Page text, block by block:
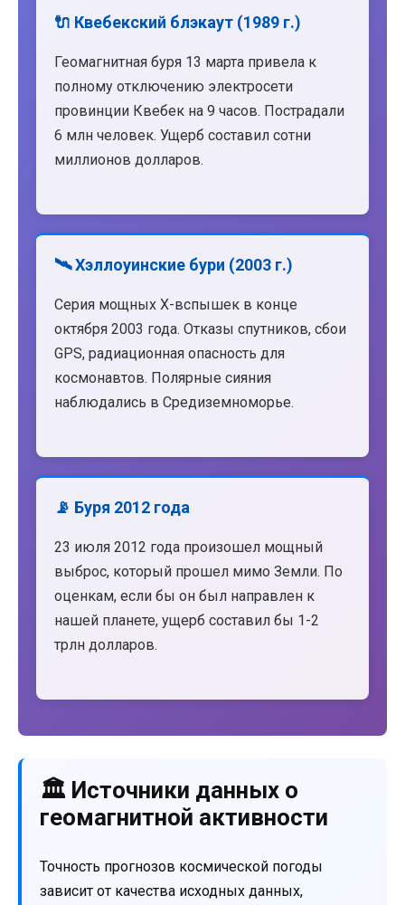
🔌 Квебекский блэкаут (1989 г.)
Геомагнитная буря 13 марта привела к
полному отключению электросети
провинции Квебек на 9 часов. Пострадали
6 млн человек. Ущерб составил сотни
миллионов долларов.
🛰️ Хэллоуинские бури (2003 г.)
Серия мощных X-вспышек в конце
октября 2003 года. Отказы спутников, сбои
GPS, радиационная опасность для
космонавтов. Полярные сияния
наблюдались в Средиземноморье.
📡 Буря 2012 года
23 июля 2012 года произошел мощный
выброс, который прошел мимо Земли. По
оценкам, если бы он был направлен к
нашей планете, ущерб составил бы 1-2
трлн долларов.
🏛️ Источники данных о
геомагнитной активности
Точность прогнозов космической погоды
зависит от качества исходных данных,